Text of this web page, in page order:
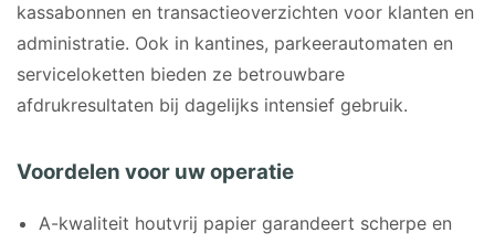
kassabonnen en transactieoverzichten voor klanten en
administratie. Ook in kantines, parkeerautomaten en
serviceloketten bieden ze betrouwbare
afdrukresultaten bij dagelijks intensief gebruik.
Voordelen voor uw operatie
A-kwaliteit houtvrij papier garandeert scherpe en